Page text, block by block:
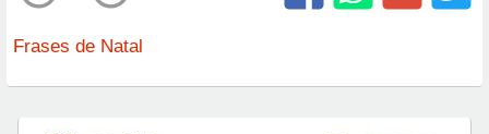
Frases de Natal